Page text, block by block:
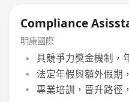
Compliance
明康國際
具競爭力獎金機制，
法定年假與額外假期
專業培訓，晉升路徑